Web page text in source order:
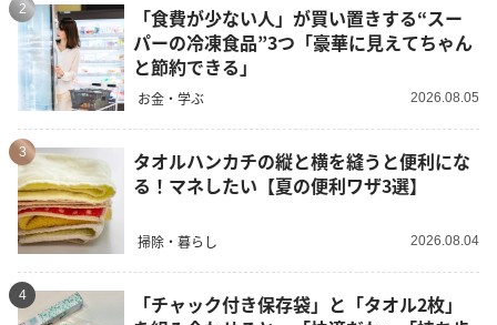
2
「食費が少ない人」が買い置きする“スー
パーの冷凍食品”3つ「豪華に見えてちゃん
と節約できる」
お金・学ぶ 2026.08.05
3
タオルハンカチの縦と横を縫うと便利にな
る！マネしたい【夏の便利ワザ3選】
掃除・暮らし 2026.08.04
4
「チャック付き保存袋」と「タオル2枚」